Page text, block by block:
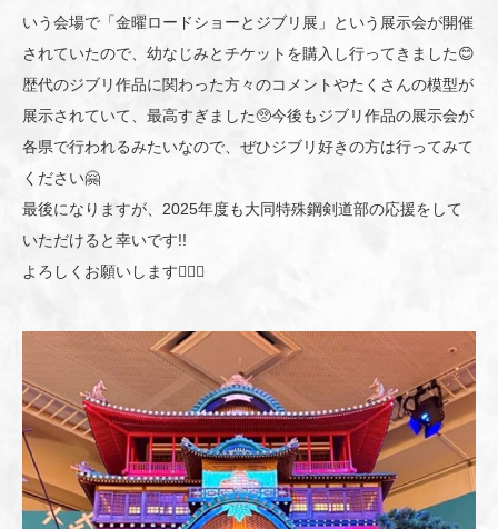
いう会場で「金曜ロードショーとジブリ展」という展示会が開催
されていたので、幼なじみとチケットを購入し行ってきました😊
歴代のジブリ作品に関わった方々のコメントやたくさんの模型が
展示されていて、最高すぎました🥺今後もジブリ作品の展示会が
各県で行われるみたいなので、ぜひジブリ好きの方は行ってみて
ください🤗
最後になりますが、2025年度も大同特殊鋼剣道部の応援をして
いただけると幸いです!!
よろしくお願いします🙇🏻‍♀️